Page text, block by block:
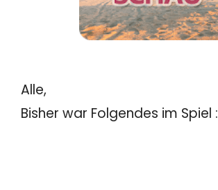
Alle,
Bisher war Folgendes im Spiel :